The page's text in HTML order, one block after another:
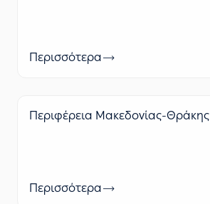
Περισσότερα
Περιφέρεια Μακεδονίας-Θράκης
Περισσότερα